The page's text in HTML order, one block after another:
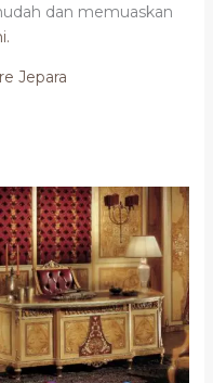
dan memuaskan
Jepara